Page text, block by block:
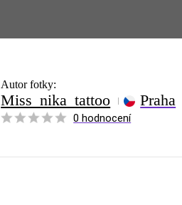
Autor fotky:
Miss_nika_tattoo Praha
0 hodnocení